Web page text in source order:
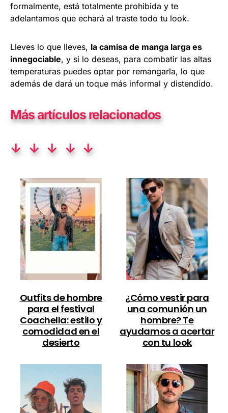
formalmente, está totalmente prohibida y te
adelantamos que echará al traste todo tu look.
Lleves lo que lleves, la camisa de manga larga es
innegociable, y si lo deseas, para combatir las altas
temperaturas puedes optar por remangarla, lo que
además de dará un toque más informal y distendido.
Más artículos relacionados
↓ ↓ ↓ ↓ ↓
Outfits de hombre
para el festival
Coachella: estilo y
comodidad en el
desierto
¿Cómo vestir para
una comunión un
hombre? Te
ayudamos a acertar
con tu look